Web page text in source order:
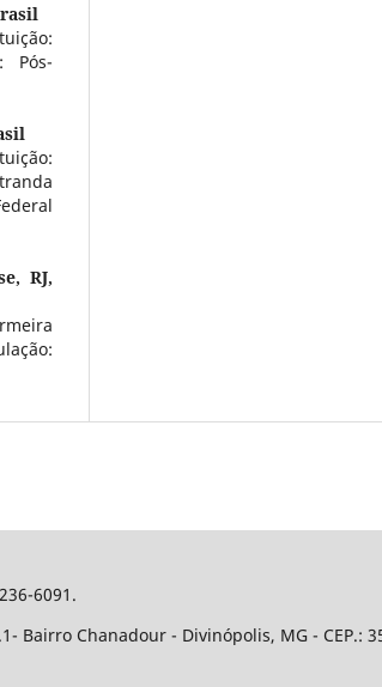
Pós-
RJ,
6091.
Bairro Chanadour - Divinópolis, MG - CEP.: